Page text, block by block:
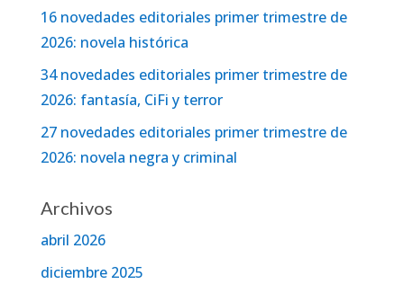
16 novedades editoriales primer trimestre de
2026: novela histórica
34 novedades editoriales primer trimestre de
2026: fantasía, CiFi y terror
27 novedades editoriales primer trimestre de
2026: novela negra y criminal
Archivos
abril 2026
diciembre 2025